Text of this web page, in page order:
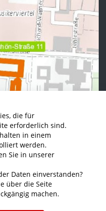
die für
erforderlich sind.
in einem
werden.
Sie in unserer
Daten einverstanden?
über die Seite
machen.